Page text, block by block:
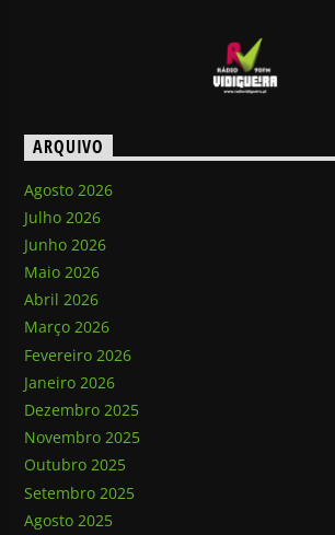
ARQUIVO
Agosto 2026
Julho 2026
Junho 2026
Maio 2026
Abril 2026
Março 2026
Fevereiro 2026
Janeiro 2026
Dezembro 2025
Novembro 2025
Outubro 2025
Setembro 2025
Agosto 2025